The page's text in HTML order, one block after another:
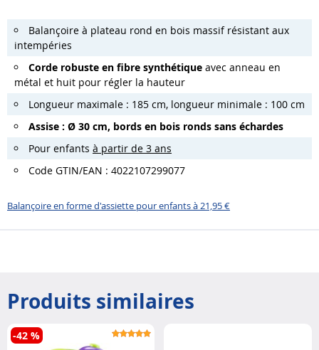
Balançoire à plateau rond en bois massif résistant aux
intempéries
Corde robuste en fibre synthétique avec anneau en
métal et huit pour régler la hauteur
Longueur maximale : 185 cm, longueur minimale : 100 cm
Assise : Ø 30 cm, bords en bois ronds sans échardes
Pour enfants à partir de 3 ans
Code GTIN/EAN : 4022107299077
Balançoire en forme d'assiette pour enfants à 21,95 €
Produits similaires
-42 %